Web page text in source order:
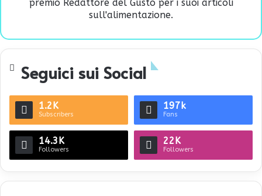
premio Redattore del Gusto per i suoi articoli
sull'alimentazione.
Seguici sui Social
1.2K
Subscribers
197k
Fans
14.3K
Followers
22K
Followers